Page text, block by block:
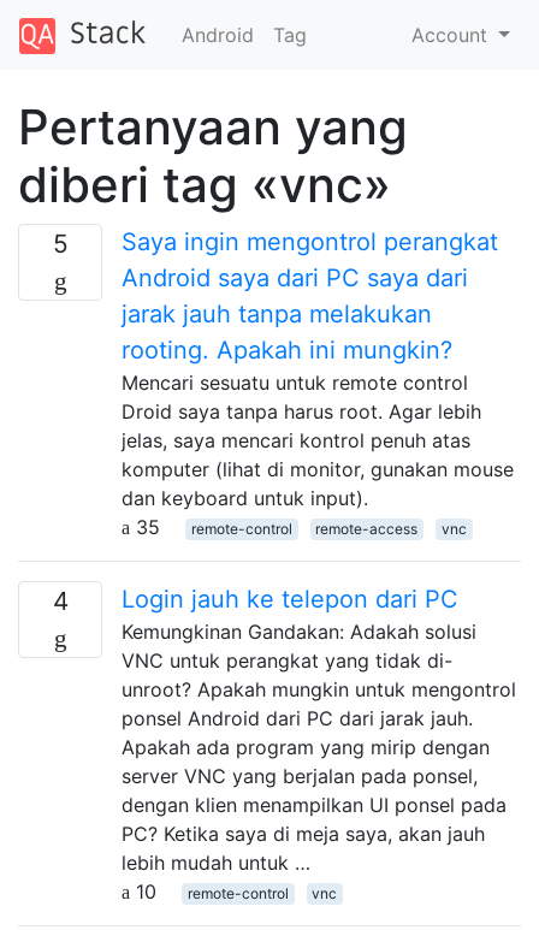
Android Tag Account
Pertanyaan yang
diberi tag «vnc»
5
Saya ingin mengontrol perangkat
Android saya dari PC saya dari
jarak jauh tanpa melakukan
rooting. Apakah ini mungkin?
Mencari sesuatu untuk remote control
Droid saya tanpa harus root. Agar lebih
jelas, saya mencari kontrol penuh atas
komputer (lihat di monitor, gunakan mouse
dan keyboard untuk input).
35
remote-control remote-access vnc
4 Login jauh ke telepon dari PC
Kemungkinan Gandakan: Adakah solusi
VNC untuk perangkat yang tidak di-
unroot? Apakah mungkin untuk mengontrol
ponsel Android dari PC dari jarak jauh.
Apakah ada program yang mirip dengan
server VNC yang berjalan pada ponsel,
dengan klien menampilkan UI ponsel pada
PC? Ketika saya di meja saya, akan jauh
lebih mudah untuk …
10
remote-control vnc